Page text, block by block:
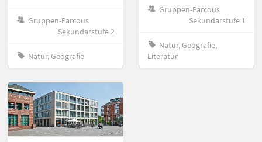
Gruppen-Parcous
Sekundarstufe 2
Natur, Geografie
Gruppen-Parcous
Sekundarstufe 1
Natur, Geografie,
Literatur